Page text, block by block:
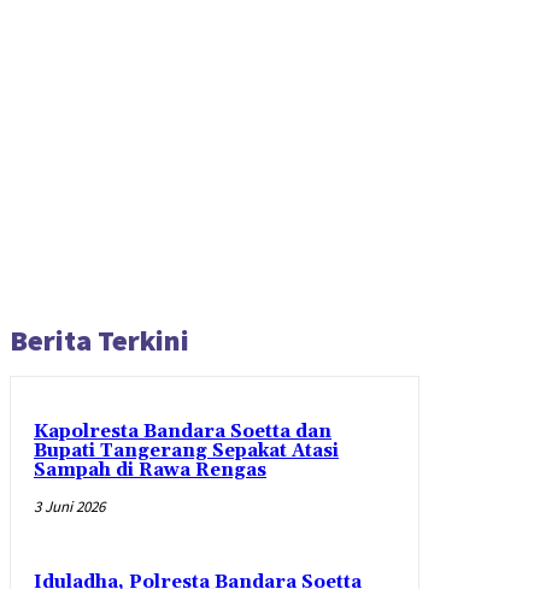
Berita Terkini
Kapolresta Bandara Soetta dan
Bupati Tangerang Sepakat Atasi
Sampah di Rawa Rengas
3 Juni 2026
Iduladha, Polresta Bandara Soetta